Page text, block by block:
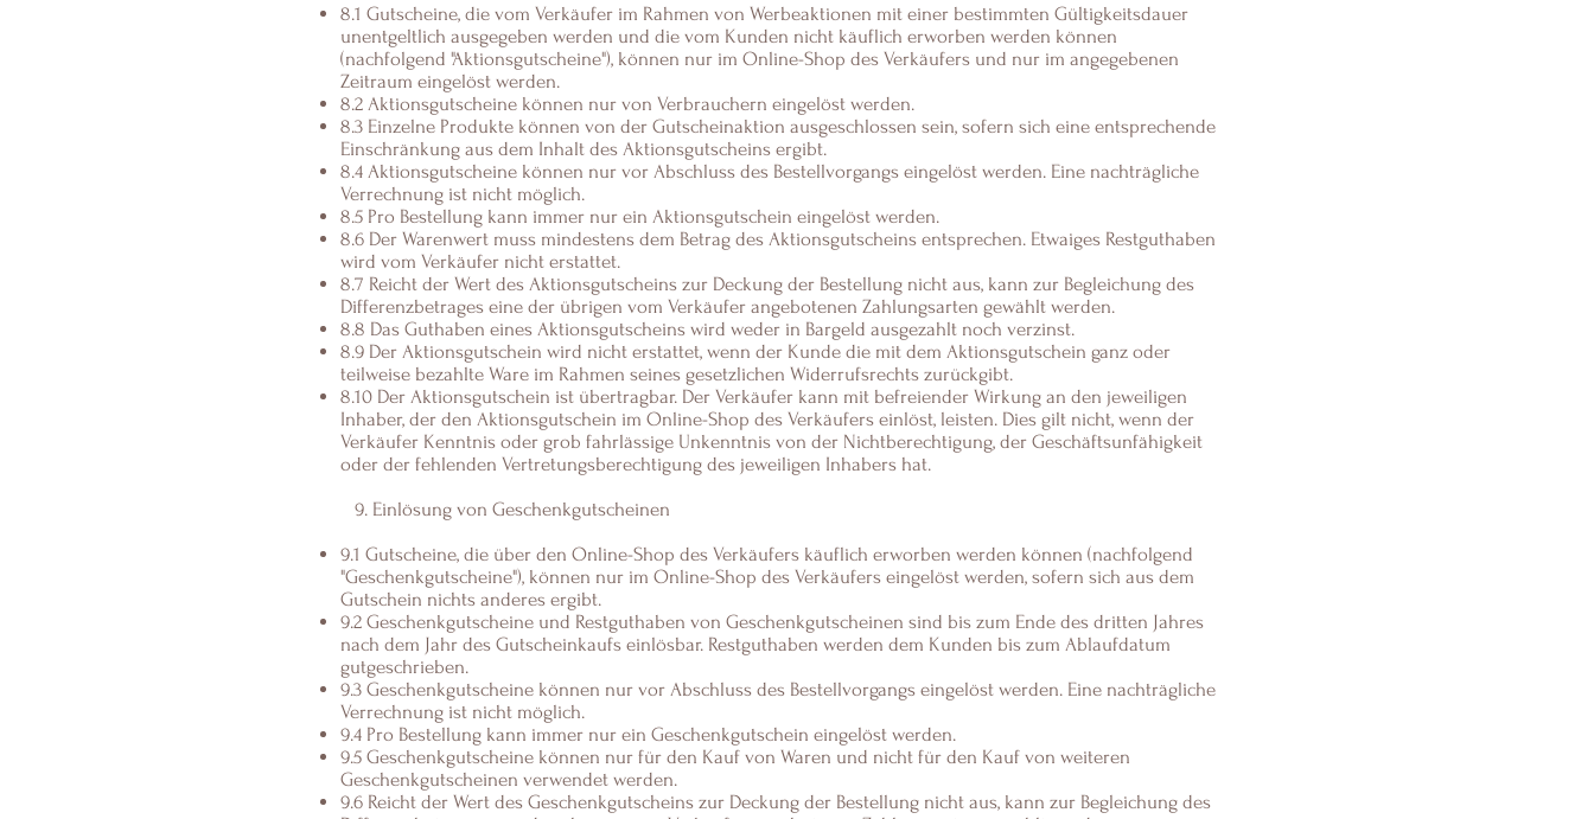
8.1 Gutscheine, die vom Verkäufer im Rahmen von Werbeaktionen mit einer bestimmten Gültigkeitsdauer
unentgeltlich ausgegeben werden und die vom Kunden nicht käuflich erworben werden können
(nachfolgend "Aktionsgutscheine"), können nur im Online-Shop des Verkäufers und nur im angegebenen
Zeitraum eingelöst werden.
8.2 Aktionsgutscheine können nur von Verbrauchern eingelöst werden.
8.3 Einzelne Produkte können von der Gutscheinaktion ausgeschlossen sein, sofern sich eine entsprechende
Einschränkung aus dem Inhalt des Aktionsgutscheins ergibt.
8.4 Aktionsgutscheine können nur vor Abschluss des Bestellvorgangs eingelöst werden. Eine nachträgliche
Verrechnung ist nicht möglich.
8.5 Pro Bestellung kann immer nur ein Aktionsgutschein eingelöst werden.
8.6 Der Warenwert muss mindestens dem Betrag des Aktionsgutscheins entsprechen. Etwaiges Restguthaben
wird vom Verkäufer nicht erstattet.
8.7 Reicht der Wert des Aktionsgutscheins zur Deckung der Bestellung nicht aus, kann zur Begleichung des
Differenzbetrages eine der übrigen vom Verkäufer angebotenen Zahlungsarten gewählt werden.
8.8 Das Guthaben eines Aktionsgutscheins wird weder in Bargeld ausgezahlt noch verzinst.
8.9 Der Aktionsgutschein wird nicht erstattet, wenn der Kunde die mit dem Aktionsgutschein ganz oder
teilweise bezahlte Ware im Rahmen seines gesetzlichen Widerrufsrechts zurückgibt.
8.10 Der Aktionsgutschein ist übertragbar. Der Verkäufer kann mit befreiender Wirkung an den jeweiligen
Inhaber, der den Aktionsgutschein im Online-Shop des Verkäufers einlöst, leisten. Dies gilt nicht, wenn der
Verkäufer Kenntnis oder grob fahrlässige Unkenntnis von der Nichtberechtigung, der Geschäftsunfähigkeit
oder der fehlenden Vertretungsberechtigung des jeweiligen Inhabers hat.
9. Einlösung von Geschenkgutscheinen
9.1 Gutscheine, die über den Online-Shop des Verkäufers käuflich erworben werden können (nachfolgend
"Geschenkgutscheine"), können nur im Online-Shop des Verkäufers eingelöst werden, sofern sich aus dem
Gutschein nichts anderes ergibt.
9.2 Geschenkgutscheine und Restguthaben von Geschenkgutscheinen sind bis zum Ende des dritten Jahres
nach dem Jahr des Gutscheinkaufs einlösbar. Restguthaben werden dem Kunden bis zum Ablaufdatum
gutgeschrieben.
9.3 Geschenkgutscheine können nur vor Abschluss des Bestellvorgangs eingelöst werden. Eine nachträgliche
Verrechnung ist nicht möglich.
9.4 Pro Bestellung kann immer nur ein Geschenkgutschein eingelöst werden.
9.5 Geschenkgutscheine können nur für den Kauf von Waren und nicht für den Kauf von weiteren
Geschenkgutscheinen verwendet werden.
9.6 Reicht der Wert des Geschenkgutscheins zur Deckung der Bestellung nicht aus, kann zur Begleichung des